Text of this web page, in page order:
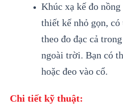
Khúc xạ kế đo
thiết kế nhỏ gọn, có
theo đo đạc cả
ngoài trời. Bạn có
hoặc đeo vào cổ.
Chi tiết kỹ thuật: